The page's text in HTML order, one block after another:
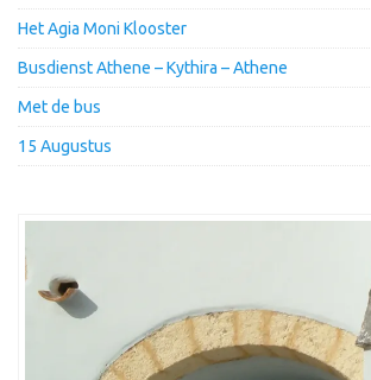
Het Agia Moni Klooster
Busdienst Athene – Kythira – Athene
Met de bus
15 Augustus